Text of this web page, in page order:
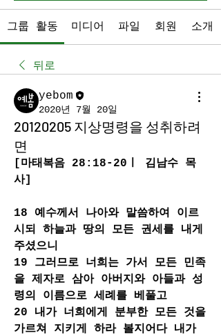
그룹 활동 미디어 파일 회원 소개
뒤로
yebom
2020년 7월 20일
20120205 지상명령을 성취하려
면
[마태복음 28:18-20ㅣ 김남수 목
사]
18 예수께서 나아와 말씀하여 이르
시되 하늘과 땅의 모든 권세를 내게
주셨으니
19 그러므로 너희는 가서 모든 민족
을 제자로 삼아 아버지와 아들과 성
령의 이름으로 세례를 베풀고
20 내가 너희에게 분부한 모든 것을
가르쳐 지키게 하라 볼지어다 내가